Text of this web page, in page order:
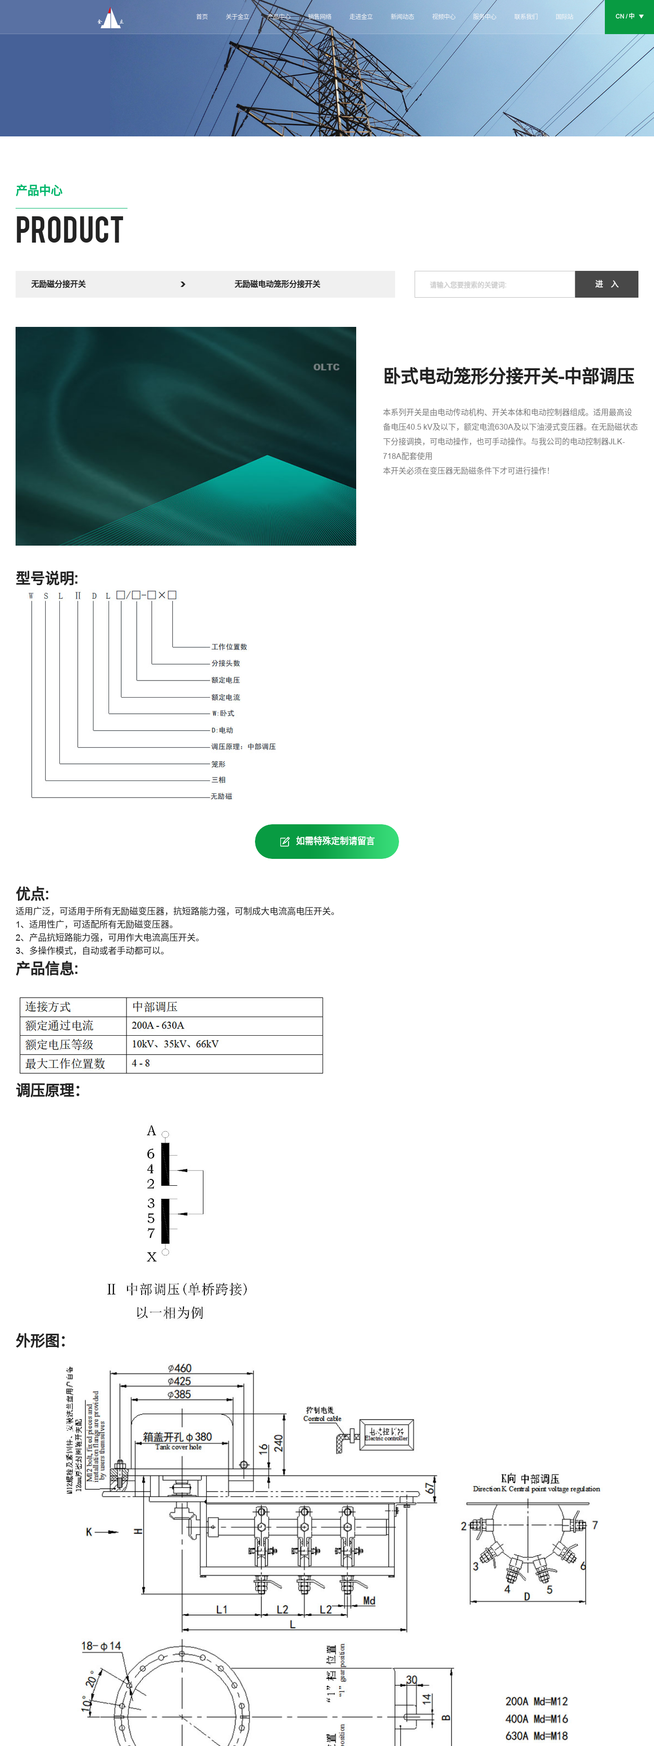
首页 关于金立 产品中心 销售网络 走进金立 新闻动态 视频中心 服务中心 联系我们 国际站 CN / 中
产品中心
product
无励磁分接开关 无励磁电动笼形分接开关 进 入
卧式电动笼形分接开关-中部调压
本系列开关是由电动传动机构、开关本体和电动控制器组成。适用最高设
备电压40.5 kV及以下，额定电流630A及以下油浸式变压器。在无励磁状态
下分接调换，可电动操作，也可手动操作。与我公司的电动控制器JLK-
718A配套使用
本开关必须在变压器无励磁条件下才可进行操作！
型号说明:
如需特殊定制请留言
优点:
适用广泛，可适用于所有无励磁变压器，抗短路能力强，可制成大电流高电压开关。
1、适用性广，可适配所有无励磁变压器。
2、产品抗短路能力强，可用作大电流高压开关。
3、多操作模式，自动或者手动都可以。
产品信息:
调压原理：
外形图 ：